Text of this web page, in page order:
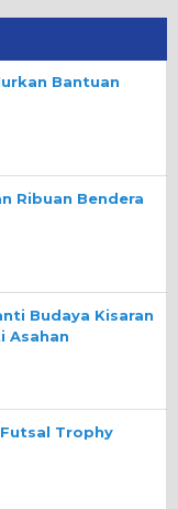
Bantuan
Ribuan Bendera
Budaya Kisaran
Asahan
Trophy